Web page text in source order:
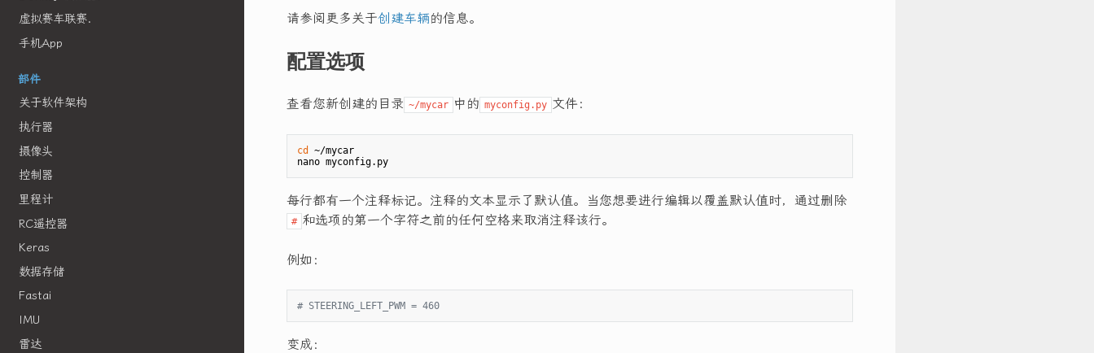
虚拟赛车联赛.
手机App
部件
关于软件架构
执行器
摄像头
控制器
里程计
RC遥控器
Keras
数据存储
Fastai
IMU
雷达
请参阅更多关于创建车辆的信息。
配置选项
查看您新创建的目录 ~/mycar 中的 myconfig.py 文件：
cd
~/mycar
nano myconfig.py
每行都有一个注释标记。注释的文本显示了默认值。当您想要进行编辑以覆盖默认值时，通过删除
# 和选项的第一个字符之前的任何空格来取消注释该行。
例如：
# STEERING_LEFT_PWM = 460
变成：